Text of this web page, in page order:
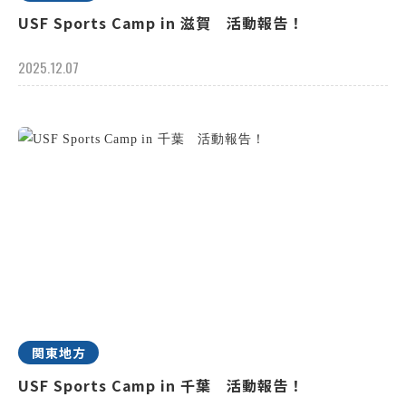
USF Sports Camp in 滋賀 活動報告！
2025.12.07
関東地方
USF Sports Camp in 千葉 活動報告！